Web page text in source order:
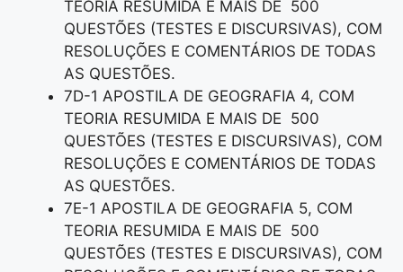
TEORIA RESUMIDA E MAIS DE 500
QUESTÕES (TESTES E DISCURSIVAS), COM
RESOLUÇÕES E COMENTÁRIOS DE TODAS
AS QUESTÕES.
7D-1 APOSTILA DE GEOGRAFIA 4, COM
TEORIA RESUMIDA E MAIS DE 500
QUESTÕES (TESTES E DISCURSIVAS), COM
RESOLUÇÕES E COMENTÁRIOS DE TODAS
AS QUESTÕES.
7E-1 APOSTILA DE GEOGRAFIA 5, COM
TEORIA RESUMIDA E MAIS DE 500
QUESTÕES (TESTES E DISCURSIVAS), COM